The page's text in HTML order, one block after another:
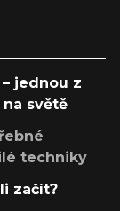
jednou z
světě
techniky
začít?